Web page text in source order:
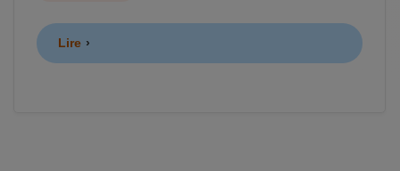
Lire